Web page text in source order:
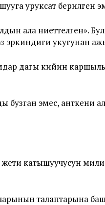
уруксат берилген
ала ниеттелген».
укугунан
дагы кийин
эмес, анткени
катышуучусун
талаптарына